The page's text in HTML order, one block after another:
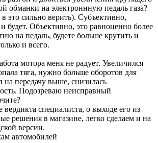
обманки на электроннную педаль газа?
в это сильно верить). Субъективно,
будет. Объективно, это равноценно более
на педаль, будете больше крутить и
и всего.
мотора меня не радует. Увеличился
тяга, нужно больше оборотов для
на передачу выше, снизилась
Подозреваю неисправный
вердикта специалиста, о выходе его из
решения в магазине, легко сделаем и на
версии.
автомобилей